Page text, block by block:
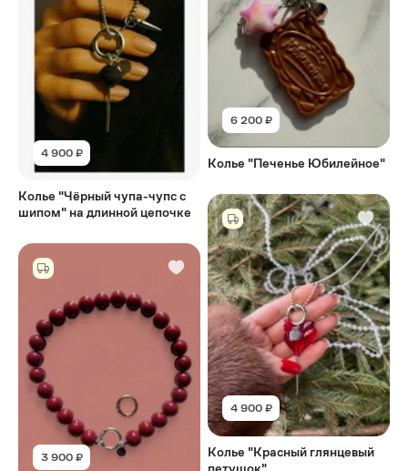
4 900 ₽
Колье "Чёрный чупа-чупс с
шипом" на длинной цепочке
3 900 ₽
6 200 ₽
Колье "Печенье Юбилейное"
4 900 ₽
Колье "Красный глянцевый